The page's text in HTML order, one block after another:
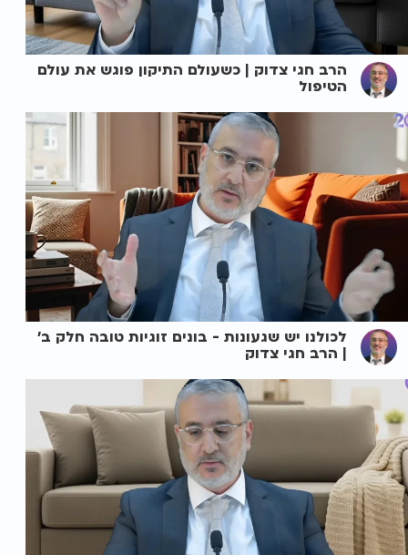
הרב חגי צדוק | כשעולם התיקון פוגש את עולם
הטיפול
לכולנו יש שגעונות - בונים זוגיות טובה חלק ב'
| הרב חגי צדוק